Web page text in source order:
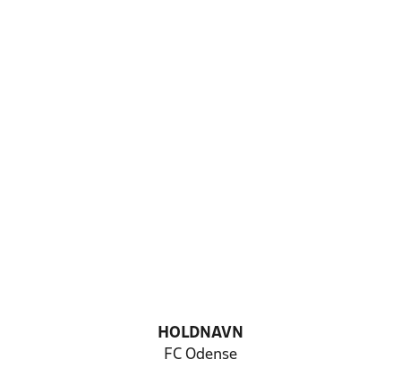
HOLDNAVN
FC Odense